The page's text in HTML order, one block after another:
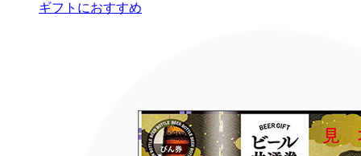
ギフトにおすすめ